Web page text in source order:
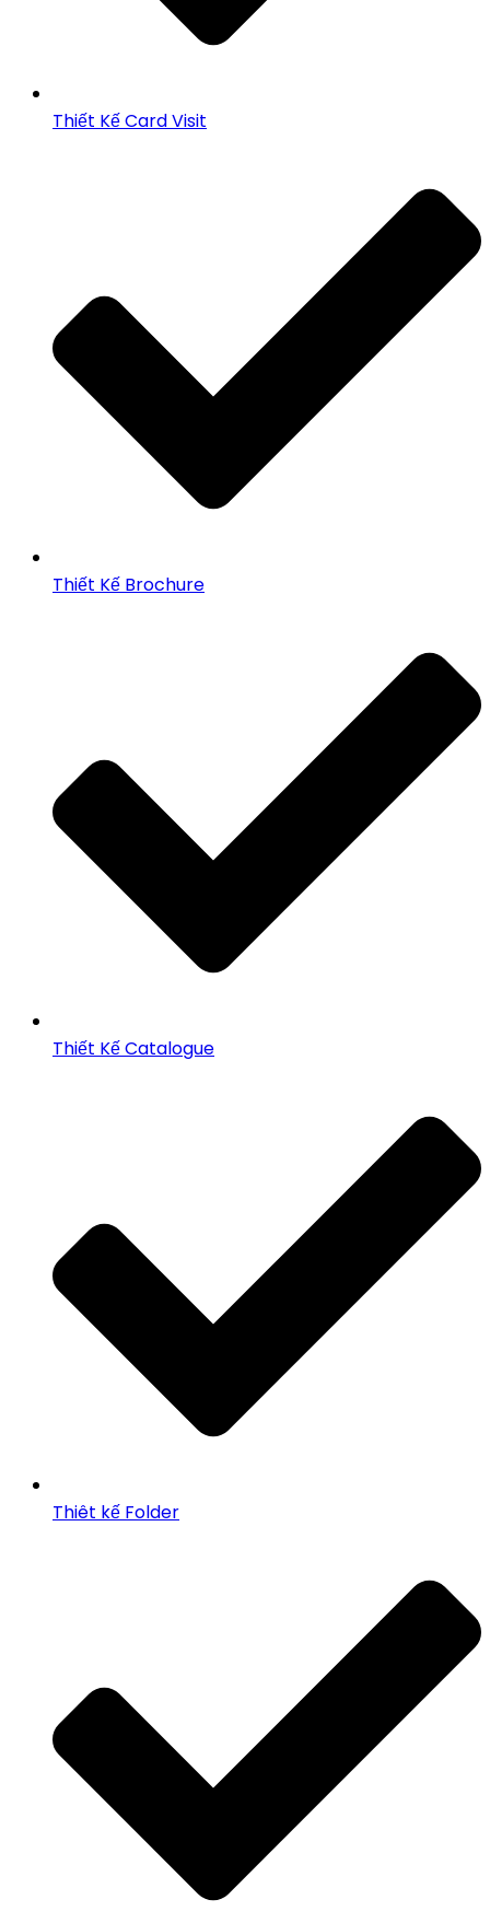
Thiết Kế Card Visit
Thiết Kế Brochure
Thiết Kế Catalogue
Thiêt kế Folder